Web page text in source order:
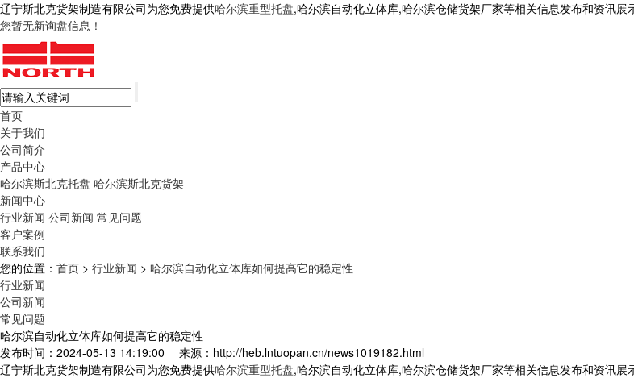
辽宁斯北克货架制造有限公司为您免费提供哈尔滨重型托盘,哈尔滨自动化立体库,哈尔滨仓储货架厂家等相关信息发布和资讯展
您暂无新询盘信息！
首页
关于我们
公司简介
产品中心
哈尔滨斯北克托盘 哈尔滨斯北克货架
新闻中心
行业新闻 公司新闻 常见问题
客户案例
联系我们
您的位置： 首页 > 行业新闻 > 哈尔滨自动化立体库如何提高它的稳定性
行业新闻
公司新闻
常见问题
哈尔滨自动化立体库如何提高它的稳定性
发布时间：2024-05-13 14:19:00
来源：http://heb.lntuopan.cn/news1019182.html
辽宁斯北克货架制造有限公司为您免费提供哈尔滨重型托盘,哈尔滨自动化立体库,哈尔滨仓储货架厂家等相关信息发布和资讯展